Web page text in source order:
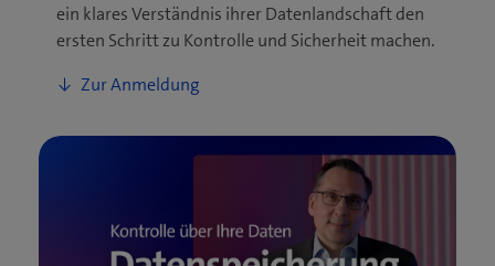
ein klares Verständnis ihrer Datenlandschaft den
ersten Schritt zu Kontrolle und Sicherheit machen.